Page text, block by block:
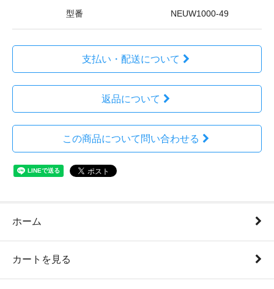
型番 NEUW1000-49
支払い・配送について
返品について
この商品について問い合わせる
ホーム
カートを見る